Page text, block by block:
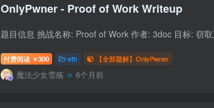
OnlyPwner - Proof of Work Writeup
付费阅读 ￥300 eth 【全部题解】OnlyPwner
魔法少女雪殇 6个月前